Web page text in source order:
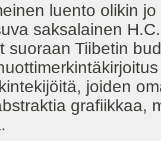
luento olikin
saksalainen
suoraan Tiibetin
joiden
grafiikkaa,